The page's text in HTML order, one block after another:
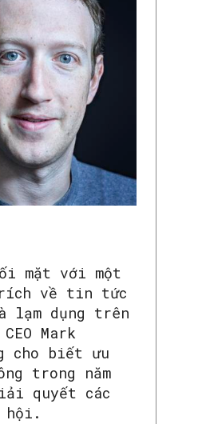
mặt với một
về tin tức
lạm dụng trên
Mark
cho biết ưu
trong năm
quyết các
hội.